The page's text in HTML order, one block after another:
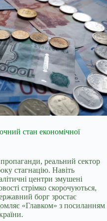
стан економічної
реальний сектор
стагнацію. Навіть
центри змушені
стрімко скорочуються,
борг зростає
«Главком» з посиланням